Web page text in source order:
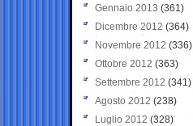
Gennaio 2013 (361)
Dicembre 2012 (364)
Novembre 2012 (336)
Ottobre 2012 (363)
Settembre 2012 (341)
Agosto 2012 (238)
Luglio 2012 (328)